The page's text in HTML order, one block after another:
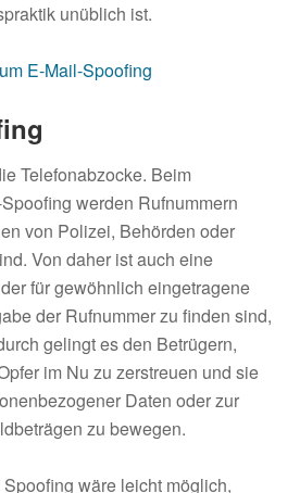
unüblich ist.
E-Mail-Spoofing
Telefonabzocke. Beim
werden Rufnummern
von Polizei, Behörden oder
Von daher ist auch eine
für gewöhnlich eingetragene
der Rufnummer zu finden sind,
gelingt es den Betrügern,
im Nu zu zerstreuen und sie
Daten oder zur
zu bewegen.
wäre leicht möglich,